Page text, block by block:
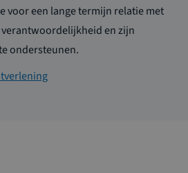
voor een lange termijn relatie met
en zijn
ondersteunen.